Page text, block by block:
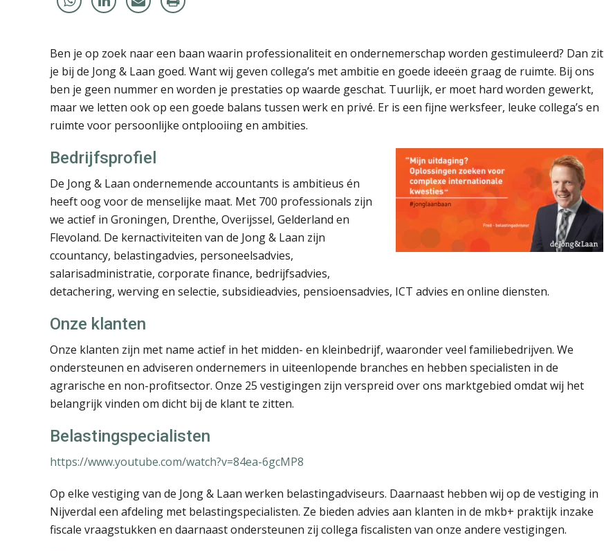
Ben je op zoek naar een baan waarin professionaliteit en ondernemerschap worden gestimuleerd? Dan zit
je bij de Jong & Laan goed. Want wij geven collega’s met ambitie en goede ideeën graag de ruimte. Bij ons
ben je geen nummer en worden je prestaties op waarde geschat. Tuurlijk, er moet hard worden gewerkt,
maar we letten ook op een goede balans tussen werk en privé. Er is een fijne werksfeer, leuke collega’s en
ruimte voor persoonlijke ontplooiing en ambities.
Bedrijfsprofiel
De Jong & Laan ondernemende accountants is ambitieus én
heeft oog voor de menselijke maat. Met 700 professionals zijn
we actief in Groningen, Drenthe, Overijssel, Gelderland en
Flevoland. De kernactiviteiten van de Jong & Laan zijn
ccountancy, belastingadvies, personeelsadvies,
salarisadministratie, corporate finance, bedrijfsadvies,
detachering, werving en selectie, subsidieadvies, pensioensadvies, ICT advies en online diensten.
Onze klanten
Onze klanten zijn met name actief in het midden- en kleinbedrijf, waaronder veel familiebedrijven. We
ondersteunen en adviseren ondernemers in uiteenlopende branches en hebben specialisten in de
agrarische en non-profitsector. Onze 25 vestigingen zijn verspreid over ons marktgebied omdat wij het
belangrijk vinden om dicht bij de klant te zitten.
Belastingspecialisten
https://www.youtube.com/watch?v=84ea-6gcMP8
Op elke vestiging van de Jong & Laan werken belastingadviseurs. Daarnaast hebben wij op de vestiging in
Nijverdal een afdeling met belastingspecialisten. Ze bieden advies aan klanten in de mkb+ praktijk inzake
fiscale vraagstukken en daarnaast ondersteunen zij collega fiscalisten van onze andere vestigingen.